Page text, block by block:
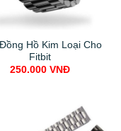
Hồ Kim Loại Cho
Fitbit
250.000 VNĐ